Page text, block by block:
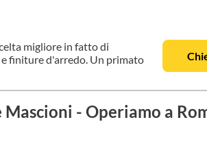
migliore in fatto di
finiture d'arredo. Un primato
- Operiamo a